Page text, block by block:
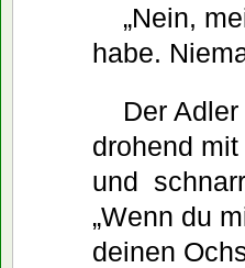
„Nein,
habe.
Der
drohend
und
„Wenn du
deinen